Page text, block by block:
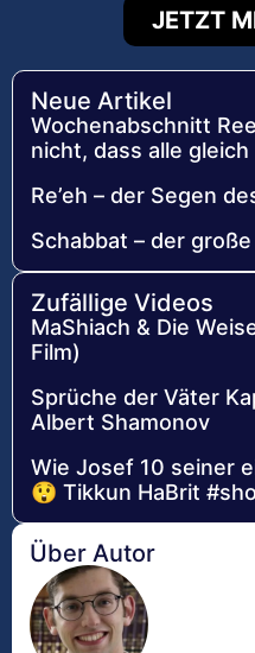
JETZT
Neue Artikel
Wochenabschnitt
nicht, dass alle gleich
Re’eh – der Segen
Schabbat – der
Zufällige Videos
MaShiach & Die
Film)
Sprüche der Väter
Albert Shamonov
Wie Josef 10 seiner
😲 Tikkun HaBrit
Über Autor